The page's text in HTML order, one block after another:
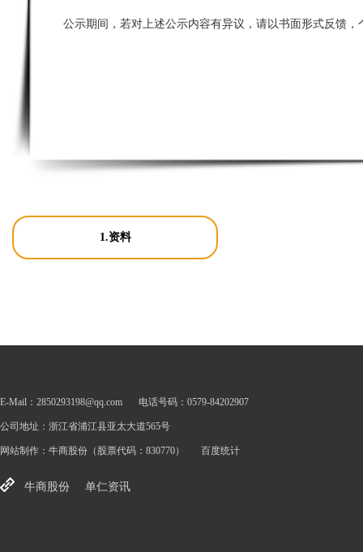
公示期间，若对上述公示内容有异议，请以书面形式反馈，
1.资料
E-Mail：2850293198@qq.com 电话号码：0579-84202907
公司地址：浙江省浦江县亚太大道565号
网站制作： 牛商股份 （股票代码：830770） 百度统计
牛商股份 单仁资讯